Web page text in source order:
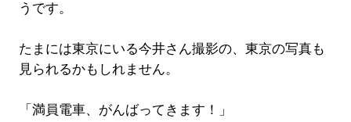
うです。
たまには東京にいる今井さん撮影の、東京の写真も
見られるかもしれません。
「満員電車、がんばってきます！」